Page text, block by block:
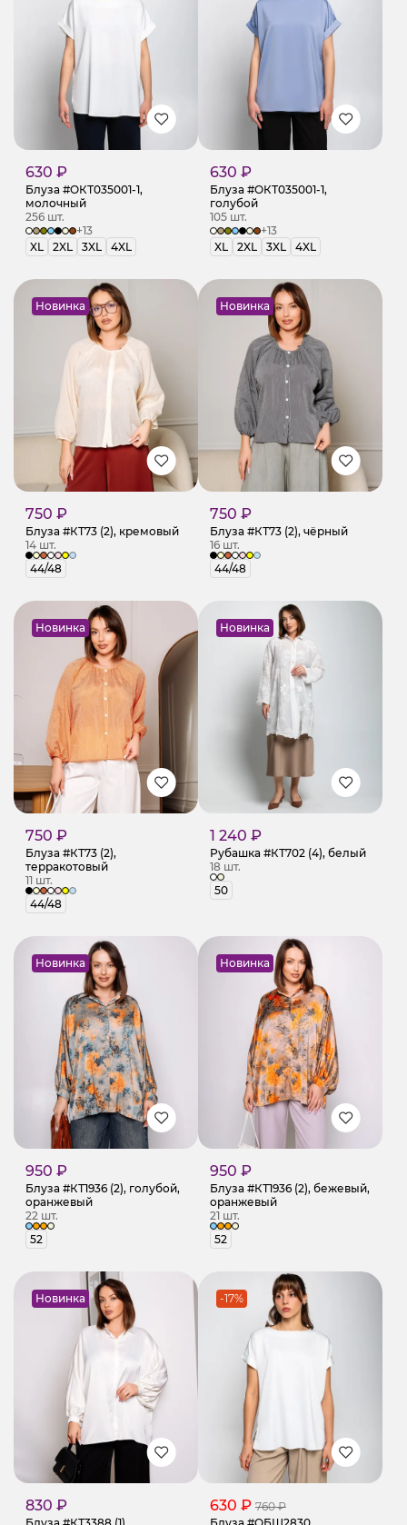
630 ₽
Блуза #ОКТ035001-1,
молочный
256 шт.
+13
XL
2XL 3XL 4XL
630 ₽
Блуза #ОКТ035001-1,
голубой
105 шт.
+13
XL
2XL 3XL 4XL
Новинка
750 ₽
Блуза #КТ73 (2), кремовый
14 шт.
44/48
Новинка
750 ₽
Блуза #КТ73 (2), чёрный
16 шт.
44/48
Новинка
750 ₽
Блуза #КТ73 (2),
терракотовый
11 шт.
44/48
Новинка
1 240 ₽
Рубашка #КТ702 (4), белый
18 шт.
50
Новинка
950 ₽
Блуза #КТ1936 (2), голубой,
оранжевый
22 шт.
52
Новинка
950 ₽
Блуза #КТ1936 (2), бежевый,
оранжевый
21 шт.
52
Новинка
830 ₽
-17%
630 ₽ 760 ₽